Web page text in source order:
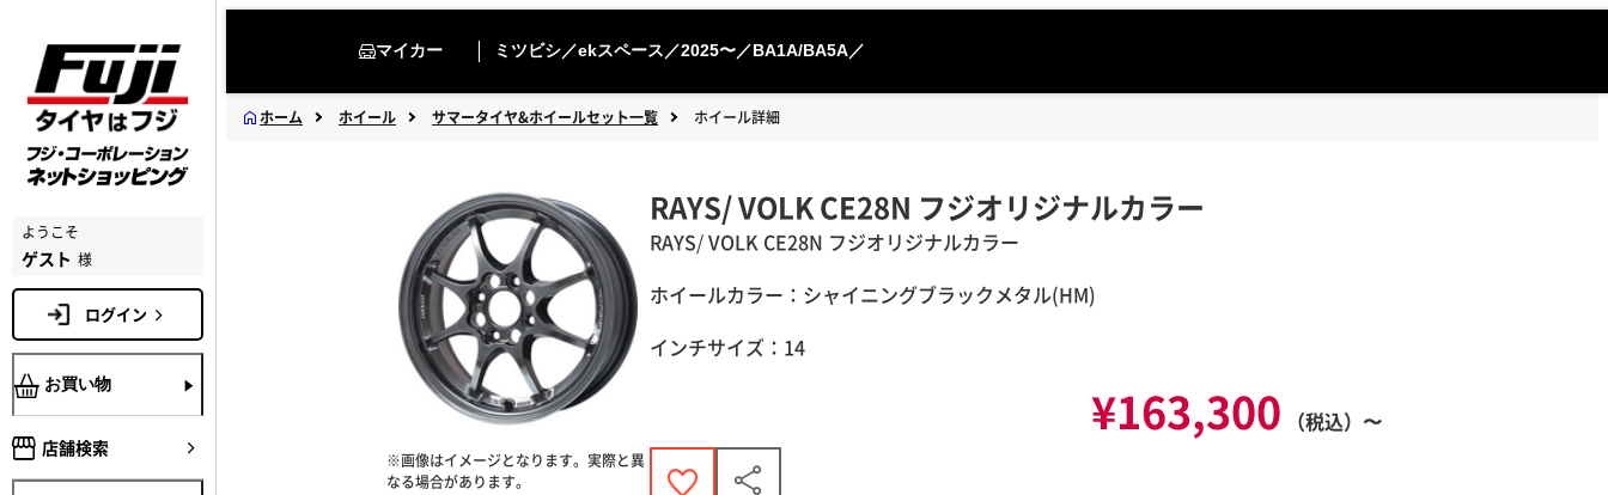
ようこそ
ゲスト 様
ログイン
お買い物
店舗検索
マイカー ミツビシ／ekスペース／2025〜／BA1A/BA5A／
ホーム ホイール サマータイヤ&ホイールセット一覧 ホイール詳細
※画像はイメージとなります。実際と異
なる場合があります。
RAYS/ VOLK CE28N フジオリジナルカラー
RAYS/VOLK CE28N フジオリジナルカラー
ホイールカラー：シャイニングブラックメタル(HM)
インチサイズ：14
¥163,300 （税込）〜